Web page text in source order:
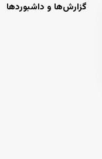
گزارش‌ها و داشبوردها